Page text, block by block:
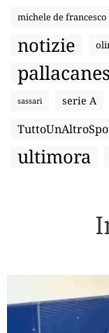
michele de francesco
notizie
sassari serie A
ultimora